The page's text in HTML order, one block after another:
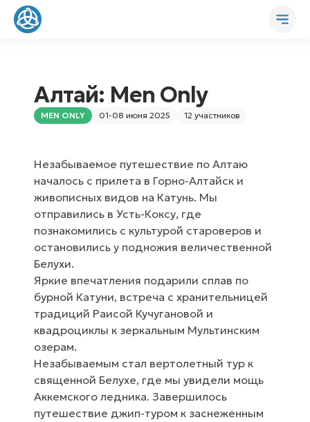
Алтай: Men Only
MEN ONLY 01-08 июня 2025 12 участников
Незабываемое путешествие по Алтаю
началось с прилета в Горно-Алтайск и
живописных видов на Катунь. Мы
отправились в Усть-Коксу, где
познакомились с культурой староверов и
остановились у подножия величественной
Белухи.
Яркие впечатления подарили сплав по
бурной Катуни, встреча с хранительницей
традиций Раисой Кучугановой и
квадроциклы к зеркальным Мультинским
озерам.
Незабываемым стал вертолетный тур к
священной Белухе, где мы увидели мощь
Аккемского ледника. Завершилось
путешествие джип-туром к заснеженным